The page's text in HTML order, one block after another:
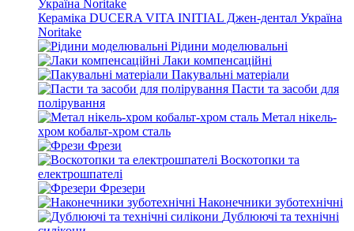
Кераміка DUCERA VITA INITIAL Джен-дентал Україна
Noritake
Рідини моделювальні
Лаки компенсаційні
Пакувальні матеріали
Пасти та засоби для
полірування
Метал нікель-
хром кобальт-хром сталь
Фрези
Воскотопки та
електрошпателі
Фрезери
Наконечники зуботехнічні
Дублюючі та технічні